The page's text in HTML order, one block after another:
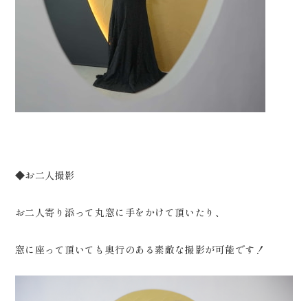
◆お二人撮影
お二人寄り添って丸窓に手をかけて頂いたり、
窓に座って頂いても奥行のある素敵な撮影が可能です！